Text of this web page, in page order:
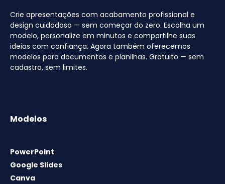
Crie apresentações com acabamento profissional e
design cuidadoso — sem começar do zero. Escolha um
modelo, personalize em minutos e compartilhe suas
ideias com confiança. Agora também oferecemos
modelos para documentos e planilhas. Gratuito — sem
cadastro, sem limites.
Modelos
PowerPoint
Google Slides
Canva